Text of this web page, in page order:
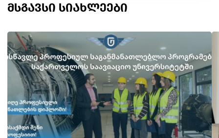
მსგავსი სიახლეები